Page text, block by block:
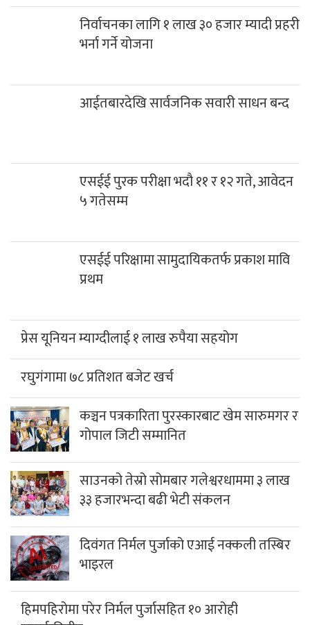
निर्वाचनका लागि १ लाख ३० हजार म्यादी प्रहरी
भर्ना गर्ने योजना
आईतबारदेखि सार्वजनिक सवारी साधन बन्द
एसईई पुरक परीक्षा भदौ ११ र १२ गते, आवेदन
५ गतेसम्म
एसईई परिक्षामा सामुदायिकतर्फ प्रकाश मावि
प्रथम
प्रेस यूनियन म्याग्दीलाई १ लाख रुपैया सहयोग
रघुगंगामा ७८ प्रतिशत बजेट खर्च
कञ्चन पत्रकारिता पुरस्कारबाट खेम सारुमगर र
गोपाल जिटी सम्मानित
साउनको तेस्रो सोमबार गलेश्वरधाममा ३ लाख
३३ हजारभन्दा बढी भेटी संकलन
दिवंगत निर्मल पुर्जाको एआई नक्कली तस्बिर
भाइरल
हिमपहिरोमा परेर निर्मल पुर्जासहित १० आरोही